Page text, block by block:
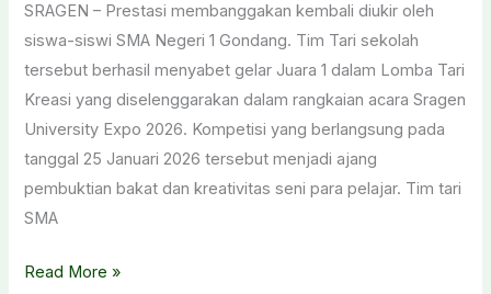
SRAGEN – Prestasi membanggakan kembali diukir oleh
siswa-siswi SMA Negeri 1 Gondang. Tim Tari sekolah
tersebut berhasil menyabet gelar Juara 1 dalam Lomba Tari
Kreasi yang diselenggarakan dalam rangkaian acara Sragen
University Expo 2026. Kompetisi yang berlangsung pada
tanggal 25 Januari 2026 tersebut menjadi ajang
pembuktian bakat dan kreativitas seni para pelajar. Tim tari
SMA
Tim
Read More »